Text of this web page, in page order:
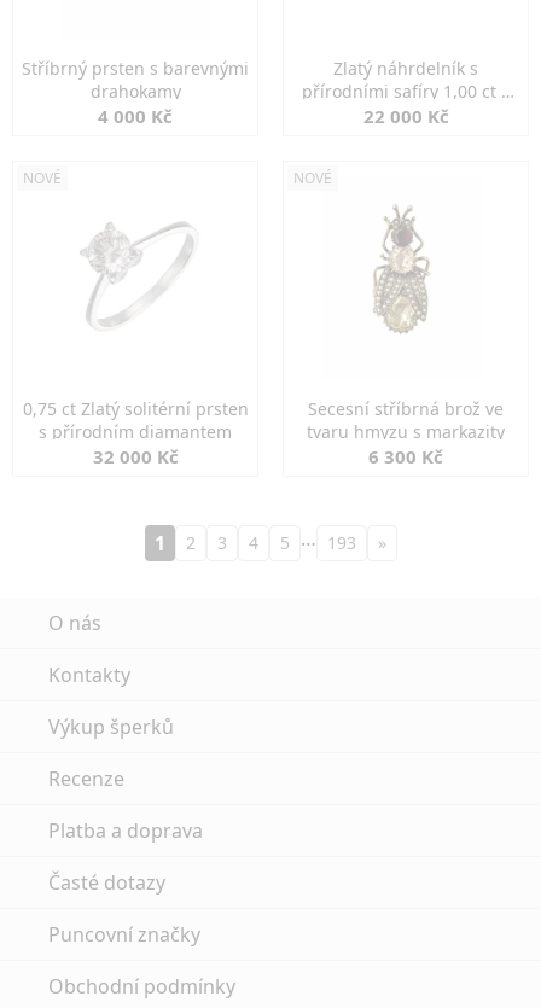
Stříbrný prsten s barevnými
drahokamy
4 000 Kč
Zlatý náhrdelník s
přírodními safíry 1,00 ct a
diamanty
22 000 Kč
NOVÉ
0,75 ct Zlatý solitérní prsten
s přírodním diamantem
32 000 Kč
NOVÉ
Secesní stříbrná brož ve
tvaru hmyzu s markazity
6 300 Kč
1 2 3 4 5 … 193 »
O nás
Kontakty
Výkup šperků
Recenze
Platba a doprava
Časté dotazy
Puncovní značky
Obchodní podmínky